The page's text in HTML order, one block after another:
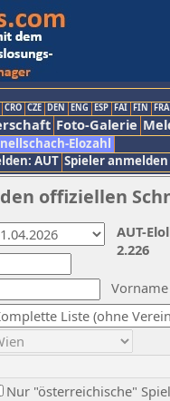
CRO CZE DEN ENG ESP FAI FIN FRA
Foto-Galerie
Elozahl
AUT Spieler anmelden
offiziellen
Vorname
Nur "österreichische"
AUT-
2.226